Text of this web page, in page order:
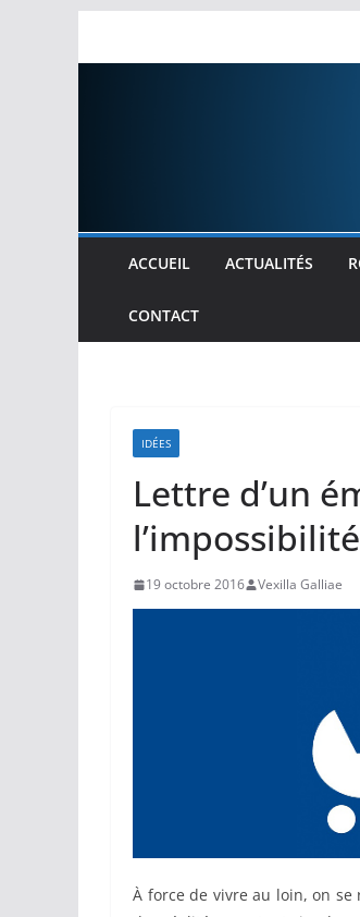
ACCUEIL ACTUALITÉS
CONTACT
IDÉES
Lettre d’un
19 octobre 2016 Vexilla Galliae
À force de vivre au loin, on